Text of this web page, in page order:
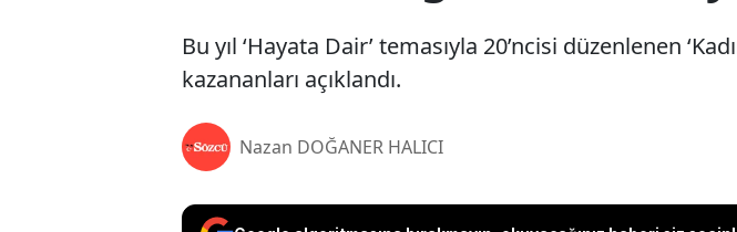
Bu yıl ‘Hayata Dair’ temasıyla 20’ncisi düzenlenen
kazananları açıklandı.
Nazan DOĞANER HALICI